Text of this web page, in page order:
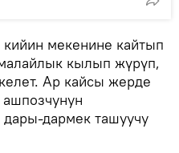
мекенине кайтып
кылып жүрүп,
Ар кайсы жерде
дармек ташуучу